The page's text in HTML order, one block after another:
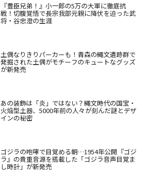
『豊臣兄弟！』小一郎の5万の大軍に徹底抗
戦！切腹覚悟で長宗我部元親に降伏を迫った武
将・谷忠澄の生涯
土偶なりきりパーカーも！青森の縄文遺跡群で
発掘された土偶がモチーフのキュートなグッズ
が新発売
あの装飾は「炎」ではない？縄文時代の国宝・
火焔型土器、5000年前の人々が刻んだ謎とデザ
インの秘密
ゴジラの咆哮で目覚める朝…1954年公開『ゴジ
ラ』の貴重音源を搭載した「ゴジラ音声目覚ま
し時計」が新発売